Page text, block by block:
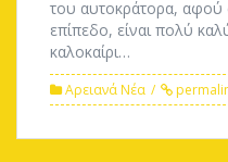
του αυτοκράτορα, αφού
επίπεδο, είναι πολύ
καλοκαίρι…
Αρειανά Νέα